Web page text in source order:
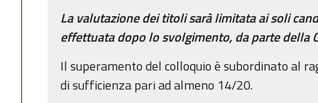
La valutazione dei titoli sarà limitata ai soli
effettuata dopo lo svolgimento, da parte della
Il superamento del colloquio è subordinato al
di sufficienza pari ad almeno 14/20.